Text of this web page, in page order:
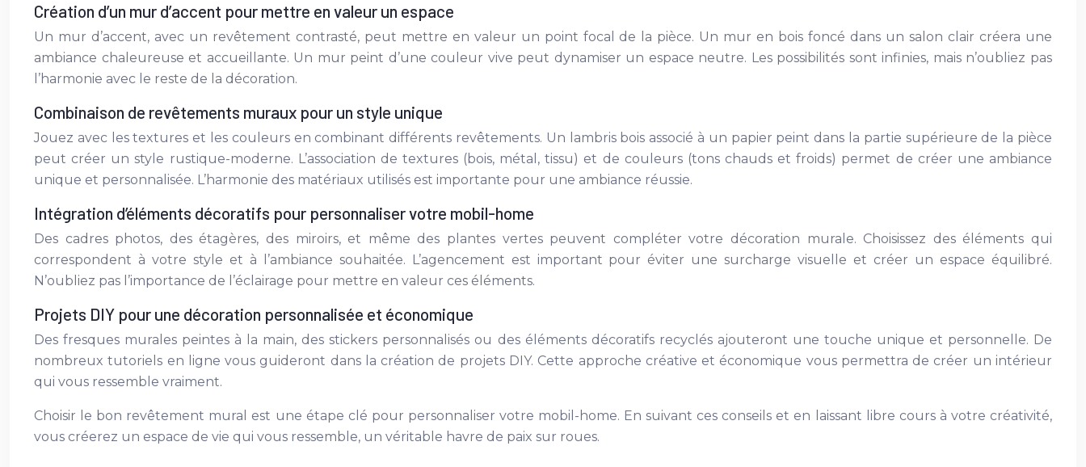
Création d’un mur d’accent pour mettre en valeur un espace
Un mur d’accent, avec un revêtement contrasté, peut mettre en valeur un point focal de la pièce. Un mur en bois foncé dans un salon clair créera une
ambiance chaleureuse et accueillante. Un mur peint d’une couleur vive peut dynamiser un espace neutre. Les possibilités sont infinies, mais n’oubliez pas
l’harmonie avec le reste de la décoration.
Combinaison de revêtements muraux pour un style unique
Jouez avec les textures et les couleurs en combinant différents revêtements. Un lambris bois associé à un papier peint dans la partie supérieure de la pièce
peut créer un style rustique-moderne. L’association de textures (bois, métal, tissu) et de couleurs (tons chauds et froids) permet de créer une ambiance
unique et personnalisée. L’harmonie des matériaux utilisés est importante pour une ambiance réussie.
Intégration d’éléments décoratifs pour personnaliser votre mobil-home
Des cadres photos, des étagères, des miroirs, et même des plantes vertes peuvent compléter votre décoration murale. Choisissez des éléments qui
correspondent à votre style et à l’ambiance souhaitée. L’agencement est important pour éviter une surcharge visuelle et créer un espace équilibré.
N’oubliez pas l’importance de l’éclairage pour mettre en valeur ces éléments.
Projets DIY pour une décoration personnalisée et économique
Des fresques murales peintes à la main, des stickers personnalisés ou des éléments décoratifs recyclés ajouteront une touche unique et personnelle. De
nombreux tutoriels en ligne vous guideront dans la création de projets DIY. Cette approche créative et économique vous permettra de créer un intérieur
qui vous ressemble vraiment.
Choisir le bon revêtement mural est une étape clé pour personnaliser votre mobil-home. En suivant ces conseils et en laissant libre cours à votre créativité,
vous créerez un espace de vie qui vous ressemble, un véritable havre de paix sur roues.